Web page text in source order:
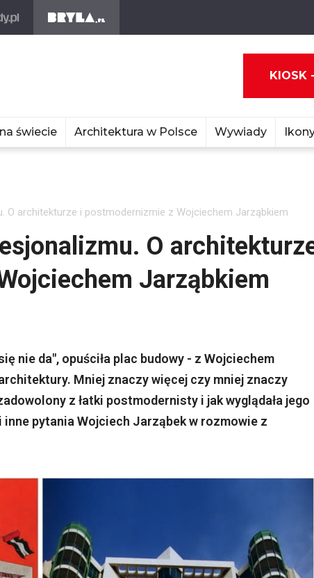
KIOSK
świecie Architektura w Polsce Wywiady
O architekturze i postmodernizmie z Wojciechem Jarząbkiem
O
Jarząbkiem
nie da", opuściła plac budowy - z Wojciechem
Mniej znaczy więcej czy mniej znaczy
z łatki postmodernisty i jak wyglądała jego
pytania Wojciech Jarząbek w rozmowie z